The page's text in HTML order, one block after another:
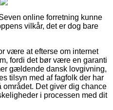
online forretning kunne
vilkår, det er dog bare
være at efterse om internet
fordi det bør være en garanti
gældende dansk lovgivning,
tilsyn med af fagfolk der har
Det giver dig chance
i processen med dit